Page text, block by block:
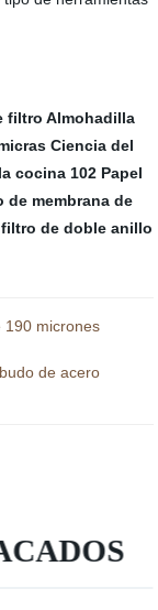
filtro Almohadilla
Ciencia del
cocina 102 Papel
de membrana de
filtro de doble anillo
190 micrones
de acero